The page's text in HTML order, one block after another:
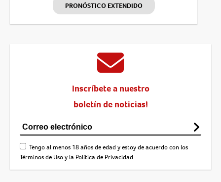
PRONÓSTICO EXTENDIDO
Inscríbete a nuestro
boletín de noticias!
Tengo al menos 18 años de edad y estoy de acuerdo con los
Términos de Usoy la Política de Privacidad